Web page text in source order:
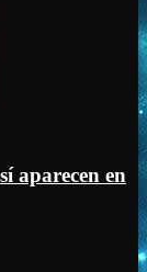
aparecen en